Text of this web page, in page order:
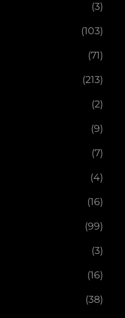
(3)
(103)
(71)
(213)
(2)
(9)
(7)
(4)
(16)
(99)
(3)
(16)
(38)